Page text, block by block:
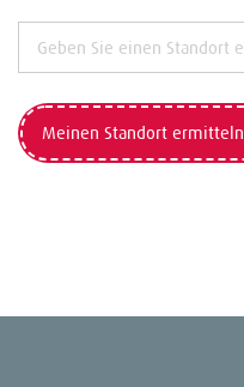
Meinen Standort ermitteln